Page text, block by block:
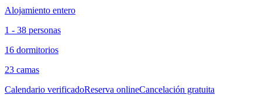
Alojamiento entero
1 - 38 personas
16 dormitorios
23 camas
Calendario verificadoReserva onlineCancelación gratuita